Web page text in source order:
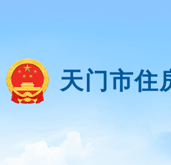
天门市住